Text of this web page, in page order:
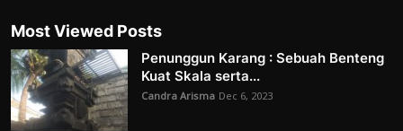
Most Viewed Posts
Penunggun Karang : Sebuah Benteng
Kuat Skala serta...
Candra Arisma Dec 6, 2023